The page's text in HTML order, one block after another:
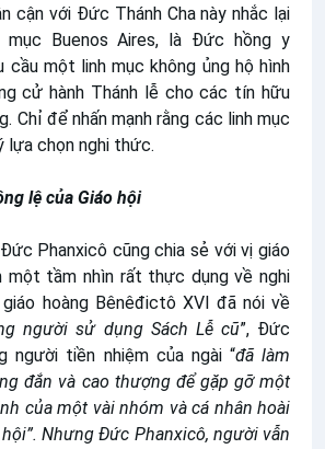
cận với Đức Thánh Cha này nhắc lại
mục Buenos Aires, là Đức hồng y
cầu một linh mục không ủng hộ hình
cử hành Thánh lễ cho các tín hữu
Chỉ để nhấn mạnh rằng các linh mục
lựa chọn nghi thức.
lệ của Giáo hội
Phanxicô cũng chia sẻ với vị giáo
một tầm nhìn rất thực dụng về nghi
hoàng Bênêđictô XVI đã nói về
người sử dụng Sách Lễ cũ”, Đức
người tiền nhiệm của ngài “đã làm
đắn và cao thượng để gặp gỡ một
của một vài nhóm và cá nhân hoài
Nhưng Đức Phanxicô, người vẫn